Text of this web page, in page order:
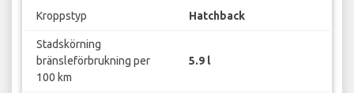
Kroppstyp Hatchback
Stadskörning
bränsleförbrukning per
100 km
5.9 l